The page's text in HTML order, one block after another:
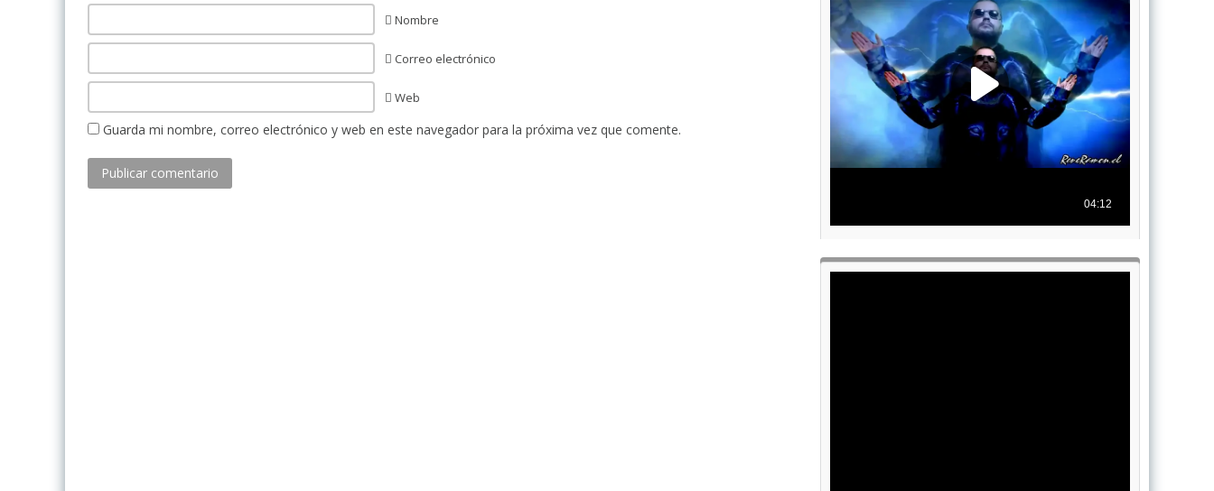
Nombre
Correo electrónico
Web
Guarda mi nombre, correo electrónico y web en este navegador para la próxima vez que comente.